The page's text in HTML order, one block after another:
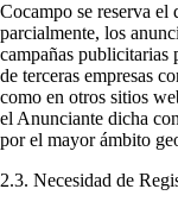
Cocampo se reserva
parcialmente, los
campañas publicitarias
de terceras empresas
como en otros sitios
el Anunciante dicha
por el mayor ámbito
2.3. Necesidad de